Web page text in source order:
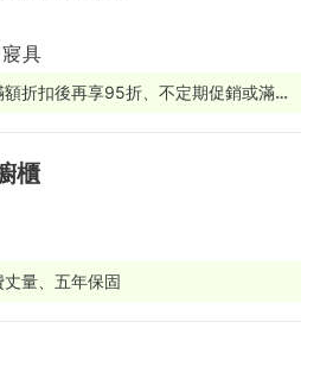
具
折扣後再享95折、不定期促銷或滿額
櫃
量、五年保固